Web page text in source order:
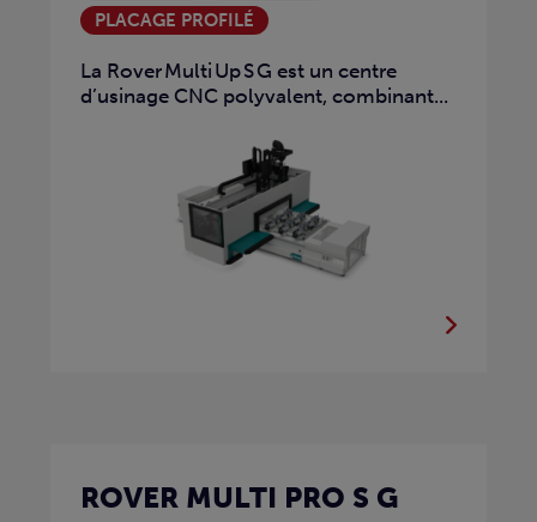
PLACAGE PROFILÉ
La Rover Multi Up S G est un centre
d’usinage CNC polyvalent, combinant...
ROVER MULTI PRO S G